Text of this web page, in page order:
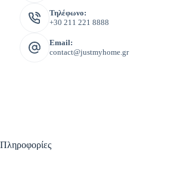
Τηλέφωνο:
+30 211 221 8888
Email:
contact@justmyhome.gr
Πληροφορίες